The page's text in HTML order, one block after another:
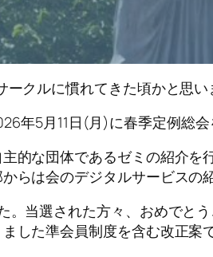
クルに慣れてきた頃かと思い
年5月11日(月)に春季定例総会
的な団体であるゼミの紹介
らは会のデジタルサービスの
当選された方々、おめでと
した準会員制度を含む改正